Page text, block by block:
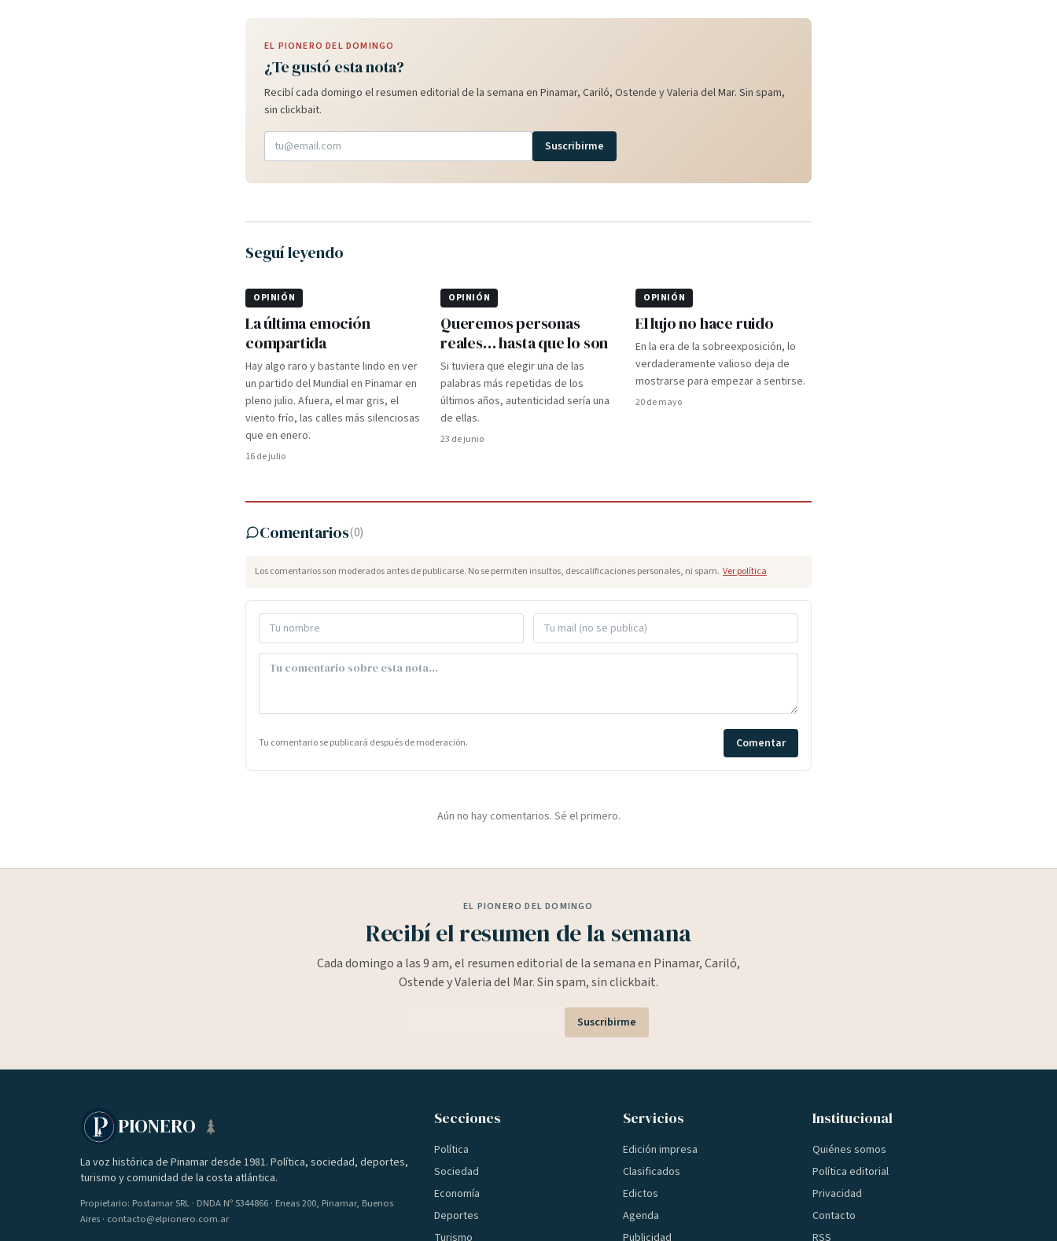
EL PIONERO DEL DOMINGO
¿Te gustó esta nota?
Recibí cada domingo el resumen editorial de la semana en Pinamar, Cariló, Ostende y Valeria del Mar. Sin spam,
sin clickbait.
Suscribirme
Seguí leyendo
OPINIÓN
La última emoción
compartida
Hay algo raro y bastante lindo en ver
un partido del Mundial en Pinamar en
pleno julio. Afuera, el mar gris, el
viento frío, las calles más silenciosas
que en enero.
16 de julio
OPINIÓN
Queremos personas
reales… hasta que lo son
Si tuviera que elegir una de las
palabras más repetidas de los
últimos años, autenticidad sería una
de ellas.
23 de junio
OPINIÓN
El lujo no hace ruido
En la era de la sobreexposición, lo
verdaderamente valioso deja de
mostrarse para empezar a sentirse.
20 de mayo
Comentarios(0)
Los comentarios son moderados antes de publicarse. No se permiten insultos, descalificaciones personales, ni spam. Ver política
Tu comentario se publicará después de moderación. Comentar
Aún no hay comentarios. Sé el primero.
EL PIONERO DEL DOMINGO
Recibí el resumen de la semana
Cada domingo a las 9 am, el resumen editorial de la semana en Pinamar, Cariló,
Ostende y Valeria del Mar. Sin spam, sin clickbait.
Suscribirme
PIONERO
La voz histórica de Pinamar desde 1981. Política, sociedad, deportes,
turismo y comunidad de la costa atlántica.
Propietario: Postamar SRL · DNDA Nº 5344866 · Eneas 200, Pinamar, Buenos
Aires · contacto@elpionero.com.ar
Secciones
Política
Sociedad
Economía
Deportes
Turismo
Servicios
Edición impresa
Clasificados
Edictos
Agenda
Publicidad
Institucional
Quiénes somos
Política editorial
Privacidad
Contacto
RSS